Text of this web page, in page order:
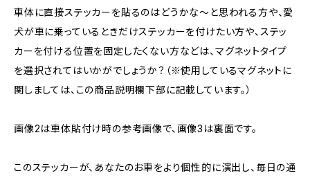
車体に直接ステッカーを貼るのはどうかな～と思われる方や、愛
犬が車に乗っているときだけステッカーを付けたい方や、ステッ
カーを付ける位置を固定したくない方などは、マグネットタイプ
を選択されてはいかがでしょうか？（※使用しているマグネットに
関しましては、この商品説明欄下部に記載しています。）
画像2は車体貼付け時の参考画像で、画像3は裏面です。
このステッカーが、あなたのお車をより個性的に演出し、毎日の通